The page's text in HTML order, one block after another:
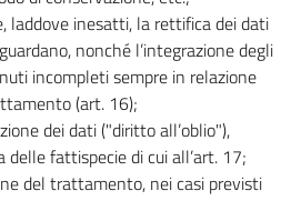
laddove inesatti, la rettifica dei dati
nonché l’integrazione degli
incompleti sempre in relazione
(art. 16);
dei dati ("diritto all’oblio"),
delle fattispecie di cui all’art. 17;
del trattamento, nei casi previsti